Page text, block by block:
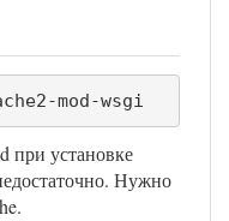
при установке
Нужно